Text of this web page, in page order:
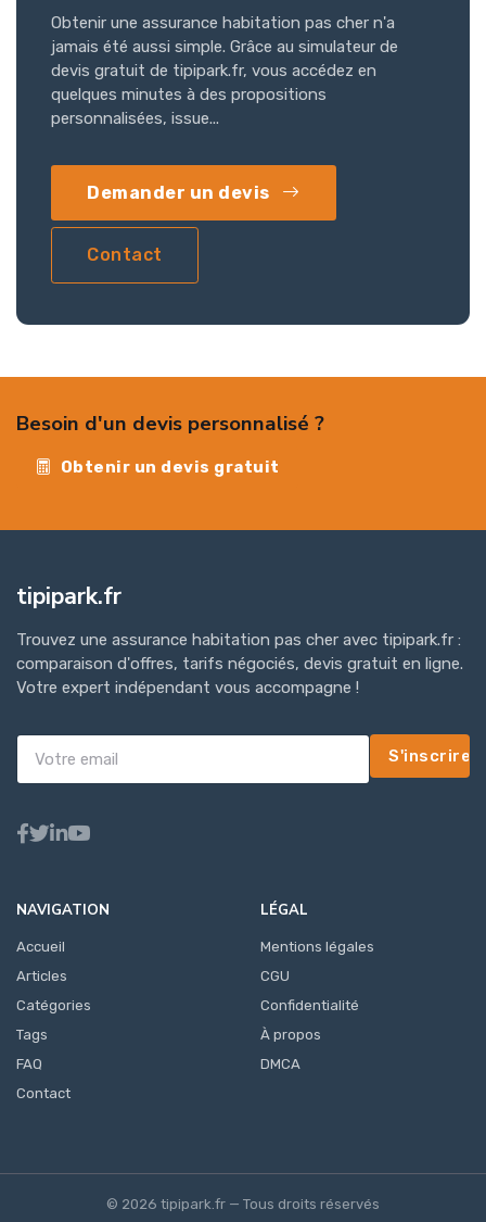
Obtenir une assurance habitation pas cher n'a
jamais été aussi simple. Grâce au simulateur de
devis gratuit de tipipark.fr, vous accédez en
quelques minutes à des propositions
personnalisées, issue...
Demander un devis
Contact
Besoin d'un devis personnalisé ?
Obtenir un devis gratuit
tipipark.fr
Trouvez une assurance habitation pas cher avec tipipark.fr :
comparaison d'offres, tarifs négociés, devis gratuit en ligne.
Votre expert indépendant vous accompagne !
S'inscrire
NAVIGATION
Accueil
Articles
Catégories
Tags
FAQ
Contact
LÉGAL
Mentions légales
CGU
Confidentialité
À propos
DMCA
© 2026 tipipark.fr — Tous droits réservés